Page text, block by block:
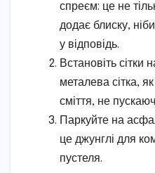
спреєм: це не
додає блиску,
у відповідь.
Встановіть сітки
металева сітка,
сміття, не
Паркуйте на
це джунглі для
пустеля.